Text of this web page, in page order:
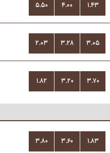
۵.۵۰ ۴.۰۰ ۱.۴۳
۲.۰۳ ۳.۲۸ ۳.۰۵
۱.۸۲ ۳.۲۰ ۳.۷۰
۳.۸۰ ۳.۶۰ ۱.۸۳